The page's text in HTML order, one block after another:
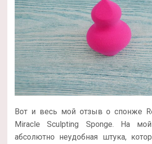
Вот и весь мой отзыв о спонже
Miracle Sculpting Sponge. На
абсолютно неудобная штука,